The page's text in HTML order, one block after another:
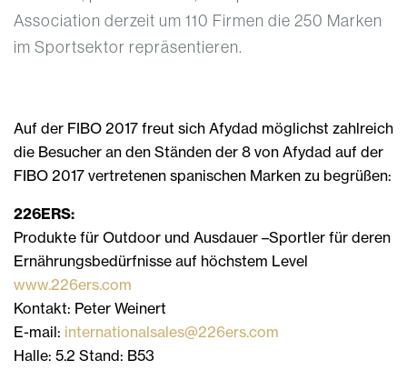
Association derzeit um 110 Firmen die 250 Marken
im Sportsektor repräsentieren.
Auf der FIBO 2017 freut sich Afydad möglichst zahlreich
die Besucher an den Ständen der 8 von Afydad auf der
FIBO 2017 vertretenen spanischen Marken zu begrüßen:
226ERS:
Produkte für Outdoor und Ausdauer –Sportler für deren
Ernährungsbedürfnisse auf höchstem Level
www.226ers.com
Kontakt: Peter Weinert
E-mail: internationalsales@226ers.com
Halle: 5.2 Stand: B53